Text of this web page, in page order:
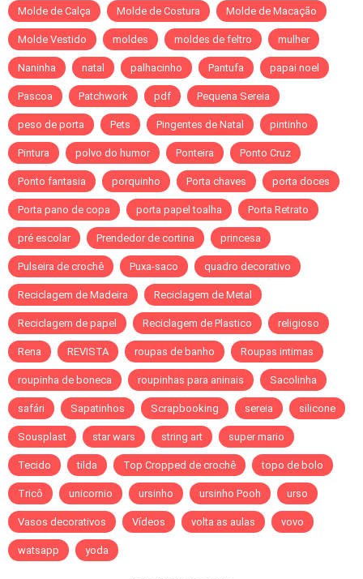
Molde de Calça Molde de Costura Molde de Macação
Molde Vestido moldes moldes de feltro mulher
Naninha natal palhacinho Pantufa papai noel
Pascoa Patchwork pdf Pequena Sereia
peso de porta Pets Pingentes de Natal pintinho
Pintura polvo do humor Ponteira Ponto Cruz
Ponto fantasia porquinho Porta chaves porta doces
Porta pano de copa porta papel toalha Porta Retrato
pré escolar Prendedor de cortina princesa
Pulseira de crochê Puxa-saco quadro decorativo
Reciclagem de Madeira Reciclagem de Metal
Reciclagem de papel Reciclagem de Plastico religioso
Rena REVISTA roupas de banho Roupas intimas
roupinha de boneca roupinhas para aninais Sacolinha
safári Sapatinhos Scrapbooking sereia silicone
Sousplast star wars string art super mario
Tecido tilda Top Cropped de crochê topo de bolo
Tricô unicornio ursinho ursinho Pooh urso
Vasos decorativos Vídeos volta as aulas vovo
watsapp yoda